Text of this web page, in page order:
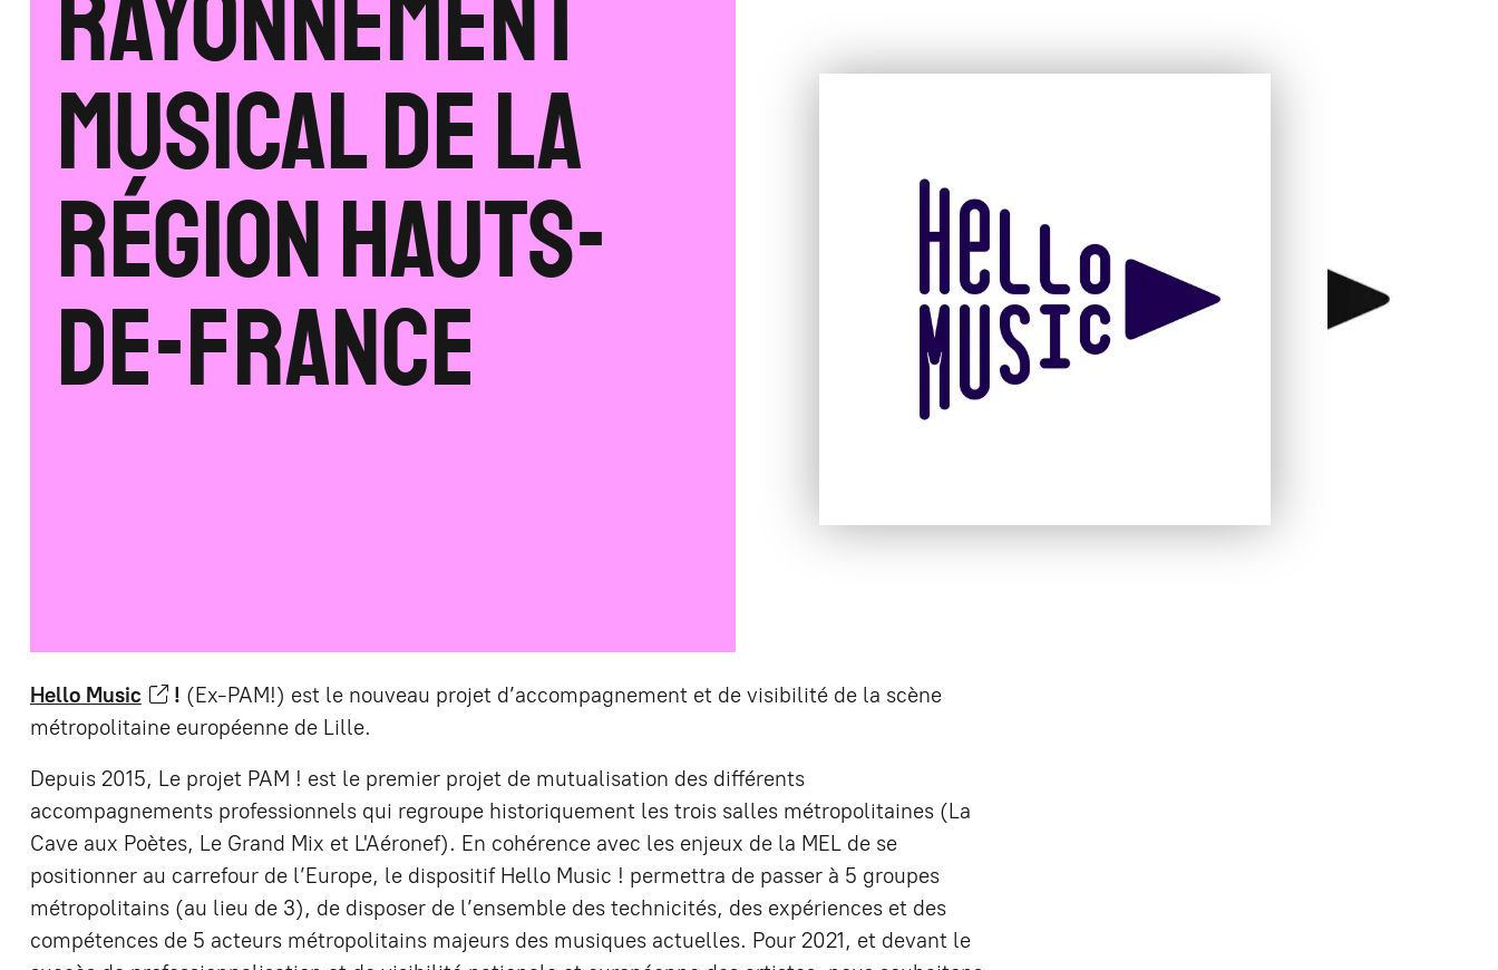
Rayonnement
musical de la
région Hauts-
De-France
Hello Music ! (Ex-PAM!) est le nouveau projet d’accompagnement et de visibilité de la scène
métropolitaine européenne de Lille.
Depuis 2015, Le projet PAM ! est le premier projet de mutualisation des différents
accompagnements professionnels qui regroupe historiquement les trois salles métropolitaines (La
Cave aux Poètes, Le Grand Mix et L'Aéronef). En cohérence avec les enjeux de la MEL de se
positionner au carrefour de l’Europe, le dispositif Hello Music ! permettra de passer à 5 groupes
métropolitains (au lieu de 3), de disposer de l’ensemble des technicités, des expériences et des
compétences de 5 acteurs métropolitains majeurs des musiques actuelles. Pour 2021, et devant le